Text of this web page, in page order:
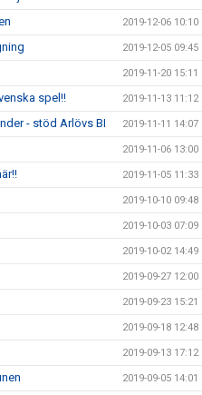
2019-12-06 10:10
2019-12-05 09:45
2019-11-20 15:11
spel!! 2019-11-13 11:12
- stöd Arlövs BI 2019-11-11 14:07
2019-11-06 13:00
2019-11-05 11:33
2019-10-10 09:48
2019-10-03 07:09
2019-10-02 14:49
2019-09-27 12:00
2019-09-23 15:21
2019-09-18 12:48
2019-09-13 17:12
2019-09-05 14:01